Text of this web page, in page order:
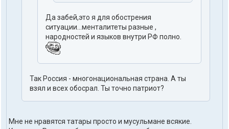
Да забей,это я для обострения
ситуации...менталитеты разные ,
народностей и языков внутри РФ полно.
Так Россия - многонациональная страна. А ты
взял и всех обосрал. Ты точно патриот?
Мне не нравятся татары просто и мусульмане всякие.